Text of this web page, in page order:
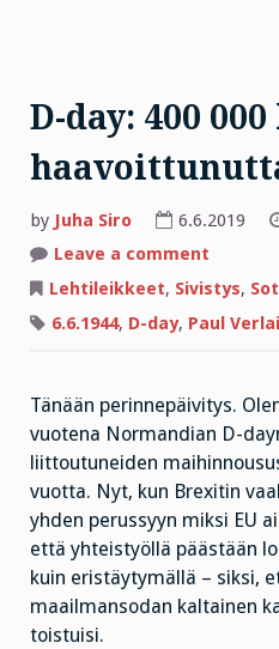
D-day: 400
by Juha Siro 6.6.2019
Leave a comment
day:
400
000
Lehtileikkeet, Sivistys,
6.6.1944, D-day, Paul
Tänään perinnepäivitys.
vuotena Normandian D-
liittoutuneiden
vuotta. Nyt, kun Brexitin
yhden perussyyn miksi EU
että yhteistyöllä päästään
kuin eristäytymällä – siksi,
maailmansodan kaltainen
toistuisi.